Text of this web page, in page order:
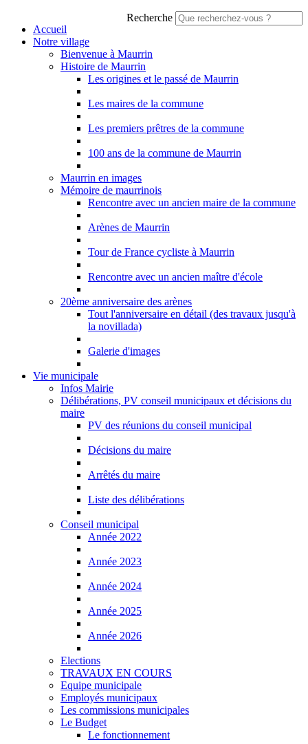
Recherche
Accueil
Notre village
Bienvenue à Maurrin
Histoire de Maurrin
Les origines et le passé de Maurrin
Les maires de la commune
Les premiers prêtres de la commune
100 ans de la commune de Maurrin
Maurrin en images
Mémoire de maurrinois
Rencontre avec un ancien maire de la commune
Arènes de Maurrin
Tour de France cycliste à Maurrin
Rencontre avec un ancien maître d'école
20ème anniversaire des arènes
Tout l'anniversaire en détail (des travaux jusqu'à
la novillada)
Galerie d'images
Vie municipale
Infos Mairie
Délibérations, PV conseil municipaux et décisions du
maire
PV des réunions du conseil municipal
Décisions du maire
Arrêtés du maire
Liste des délibérations
Conseil municipal
Année 2022
Année 2023
Année 2024
Année 2025
Année 2026
Elections
TRAVAUX EN COURS
Equipe municipale
Employés municipaux
Les commissions municipales
Le Budget
Le fonctionnement